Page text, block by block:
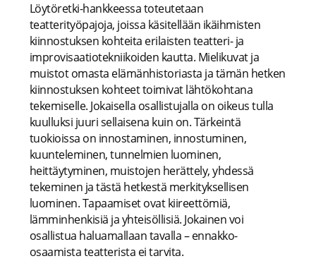
Löytöretki-hankkeessa toteutetaan
teatterityöpajoja, joissa käsitellään ikäihmisten
kiinnostuksen kohteita erilaisten teatteri- ja
improvisaatiotekniikoiden kautta. Mielikuvat ja
muistot omasta elämänhistoriasta ja tämän hetken
kiinnostuksen kohteet toimivat lähtökohtana
tekemiselle. Jokaisella osallistujalla on oikeus tulla
kuulluksi juuri sellaisena kuin on. Tärkeintä
tuokioissa on innostaminen, innostuminen,
kuunteleminen, tunnelmien luominen,
heittäytyminen, muistojen herättely, yhdessä
tekeminen ja tästä hetkestä merkityksellisen
luominen. Tapaamiset ovat kiireettömiä,
lämminhenkisiä ja yhteisöllisiä. Jokainen voi
osallistua haluamallaan tavalla – ennakko-
osaamista teatterista ei tarvita.